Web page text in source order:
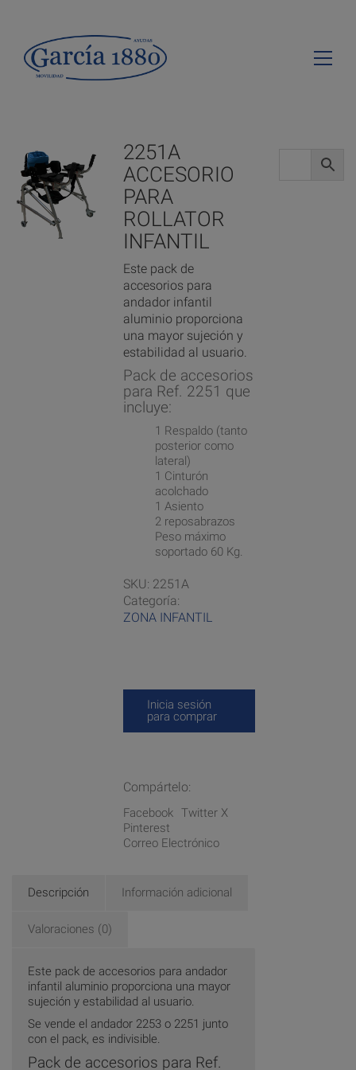
2251A
ACCESORIO
PARA
ROLLATOR
INFANTIL
Este pack de
accesorios para
andador infantil
aluminio proporciona
una mayor sujeción y
estabilidad al usuario.
Pack de accesorios
para Ref. 2251 que
incluye:
1 Respaldo (tanto
posterior como
lateral)
1 Cinturón
acolchado
1 Asiento
2 reposabrazos
Peso máximo
soportado 60 Kg.
SKU: 2251A
Categoría:
ZONA INFANTIL
Inicia sesión
para comprar
Compártelo:
Facebook Twitter X
Pinterest
Correo Electrónico
Descripción Información adicional
Valoraciones (0)
Este pack de accesorios para andador
infantil aluminio proporciona una mayor
sujeción y estabilidad al usuario.
Se vende el andador 2253 o 2251 junto
con el pack, es indivisible.
Pack de accesorios para Ref.